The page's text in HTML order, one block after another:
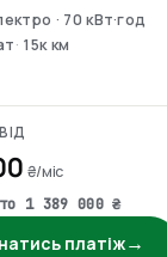
· 70 кВт·год
15к км
₴/міс
1 389 000 ₴
платіж→